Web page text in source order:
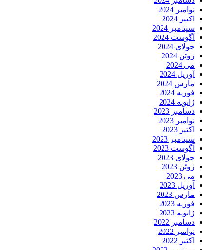
نوامبر 2024
اکتبر 2024
سپتامبر 2024
آگوست 2024
جولای 2024
ژوئن 2024
می 2024
آوریل 2024
مارس 2024
فوریه 2024
ژانویه 2024
دسامبر 2023
نوامبر 2023
اکتبر 2023
سپتامبر 2023
آگوست 2023
جولای 2023
ژوئن 2023
می 2023
آوریل 2023
مارس 2023
فوریه 2023
ژانویه 2023
دسامبر 2022
نوامبر 2022
اکتبر 2022